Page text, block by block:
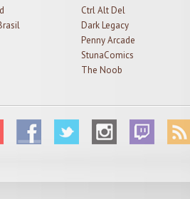
Ctrl Alt Del
Dark Legacy
Penny Arcade
StunaComics
The Noob